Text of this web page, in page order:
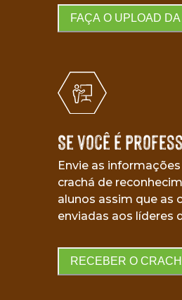
FAÇA O UPLOAD
Se você é
Envie as
crachá de
alunos assim que as
enviadas aos líderes
RECEBER O